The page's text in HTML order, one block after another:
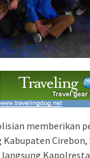
memberikan
Kabupaten
Kapolresta